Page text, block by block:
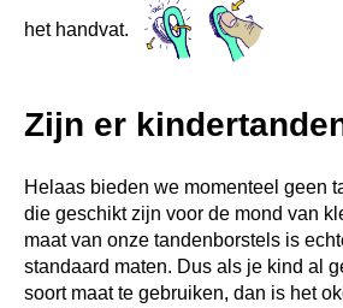
het handvat.
Zijn er
Helaas bieden we momenteel geen
die geschikt zijn voor de mond van
maat van onze tandenborstels is
standaard maten. Dus als je kind al
soort maat te gebruiken, dan is het